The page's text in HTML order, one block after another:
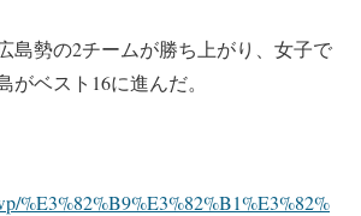
島勢の2チームが勝ち上がり、女子で
がベスト16に進んだ。
%E3%82%B9%E3%82%B1%E3%82%